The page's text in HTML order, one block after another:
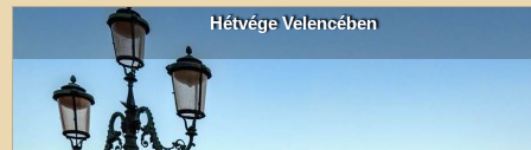
Hétvége Velencében